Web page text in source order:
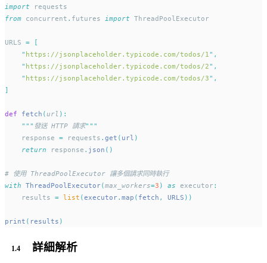
import requests
from concurrent . futures import ThreadPoolExecutor
URLS =
[
" https://jsonplaceholder.typicode.com/todos/1 " ,
" https://jsonplaceholder.typicode.com/todos/2" ,
" https://jsonplaceholder.typicode.com/todos/3" ,
]
def fetch (url ):
""" 發送 HTTP 請求"""
    response
= requests . get ( url )
return response . json ()
# 使用 ThreadPoolExecutor 讓多個請求同時執行
with ThreadPoolExecutor(max_workers=3 ) as executor :
    results
= list (executor. map ( fetch , URLS ))
print ( results )
詳細解析